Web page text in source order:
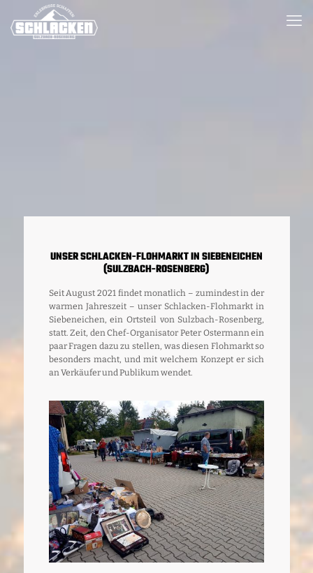
UNSER SCHLACKEN-FLOHMARKT IN SIEBENEICHEN
(SULZBACH-ROSENBERG)
Seit August 2021 findet monatlich – zumindest in der
warmen Jahreszeit – unser Schlacken-Flohmarkt in
Siebeneichen, ein Ortsteil von Sulzbach-Rosenberg,
statt. Zeit, den Chef-Organisator Peter Ostermann ein
paar Fragen dazu zu stellen, was diesen Flohmarkt so
besonders macht, und mit welchem Konzept er sich
an Verkäufer und Publikum wendet.